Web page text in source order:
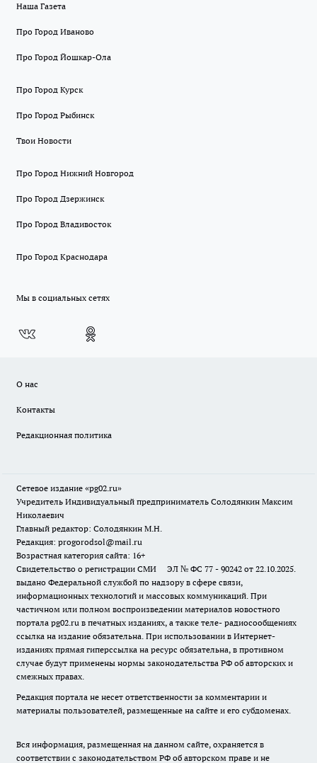
Наша Газета
Про Город Иваново
Про Город Йошкар-Ола
Про Город Курск
Про Город Рыбинск
Твои Новости
Про Город Нижний Новгород
Про Город Дзержинск
Про Город Владивосток
Про Город Краснодара
Мы в социальных сетях
О нас
Контакты
Редакционная политика
Сетевое издание «pg02.ru»
Учредитель Индивидуальный предприниматель Солодянкин Максим
Николаевич
Главный редактор: Солодянкин М.Н.
Редакция: progorodsol@mail.ru
Возрастная категория сайта: 16+
Свидетельство о регистрации СМИ ЭЛ № ФС 77 - 90242 от 22.10.2025.
выдано Федеральной службой по надзору в сфере связи,
информационных технологий и массовых коммуникаций. При
частичном или полном воспроизведении материалов новостного
портала pg02.ru в печатных изданиях, а также теле- радиосообщениях
ссылка на издание обязательна. При использовании в Интернет-
изданиях прямая гиперссылка на ресурс обязательна, в противном
случае будут применены нормы законодательства РФ об авторских и
смежных правах.
Редакция портала не несет ответственности за комментарии и
материалы пользователей, размещенные на сайте и его субдоменах.
Вся информация, размещенная на данном сайте, охраняется в
соответствии с законодательством РФ об авторском праве и не